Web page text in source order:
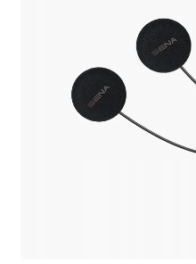
Polityka prywatności
Kontakt